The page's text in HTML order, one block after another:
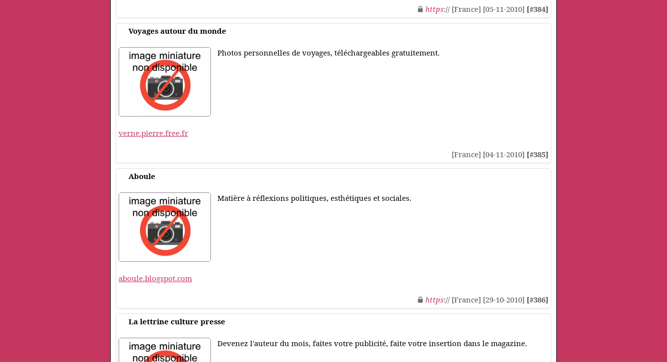
https:// [France] [05-11-2010] [#384]
Voyages autour du monde
Photos personnelles de voyages, téléchargeables gratuitement.
verne.pierre.free.fr
[France] [04-11-2010] [#385]
Aboule
Matière à réflexions politiques, esthétiques et sociales.
aboule.blogspot.com
https:// [France] [29-10-2010] [#386]
La lettrine culture presse
Devenez l'auteur du mois, faites votre publicité, faite votre insertion dans le magazine.